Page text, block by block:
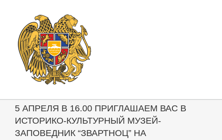
5 АПРЕЛЯ В 16.00 ПРИГЛАШАЕМ ВАС В
ИСТОРИКО-КУЛЬТУРНЫЙ МУЗЕЙ-
ЗАПОВЕДНИК “ЗВАРТНОЦ” НА